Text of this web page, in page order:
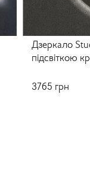
Дзеркало
підсвіткою
3765 грн